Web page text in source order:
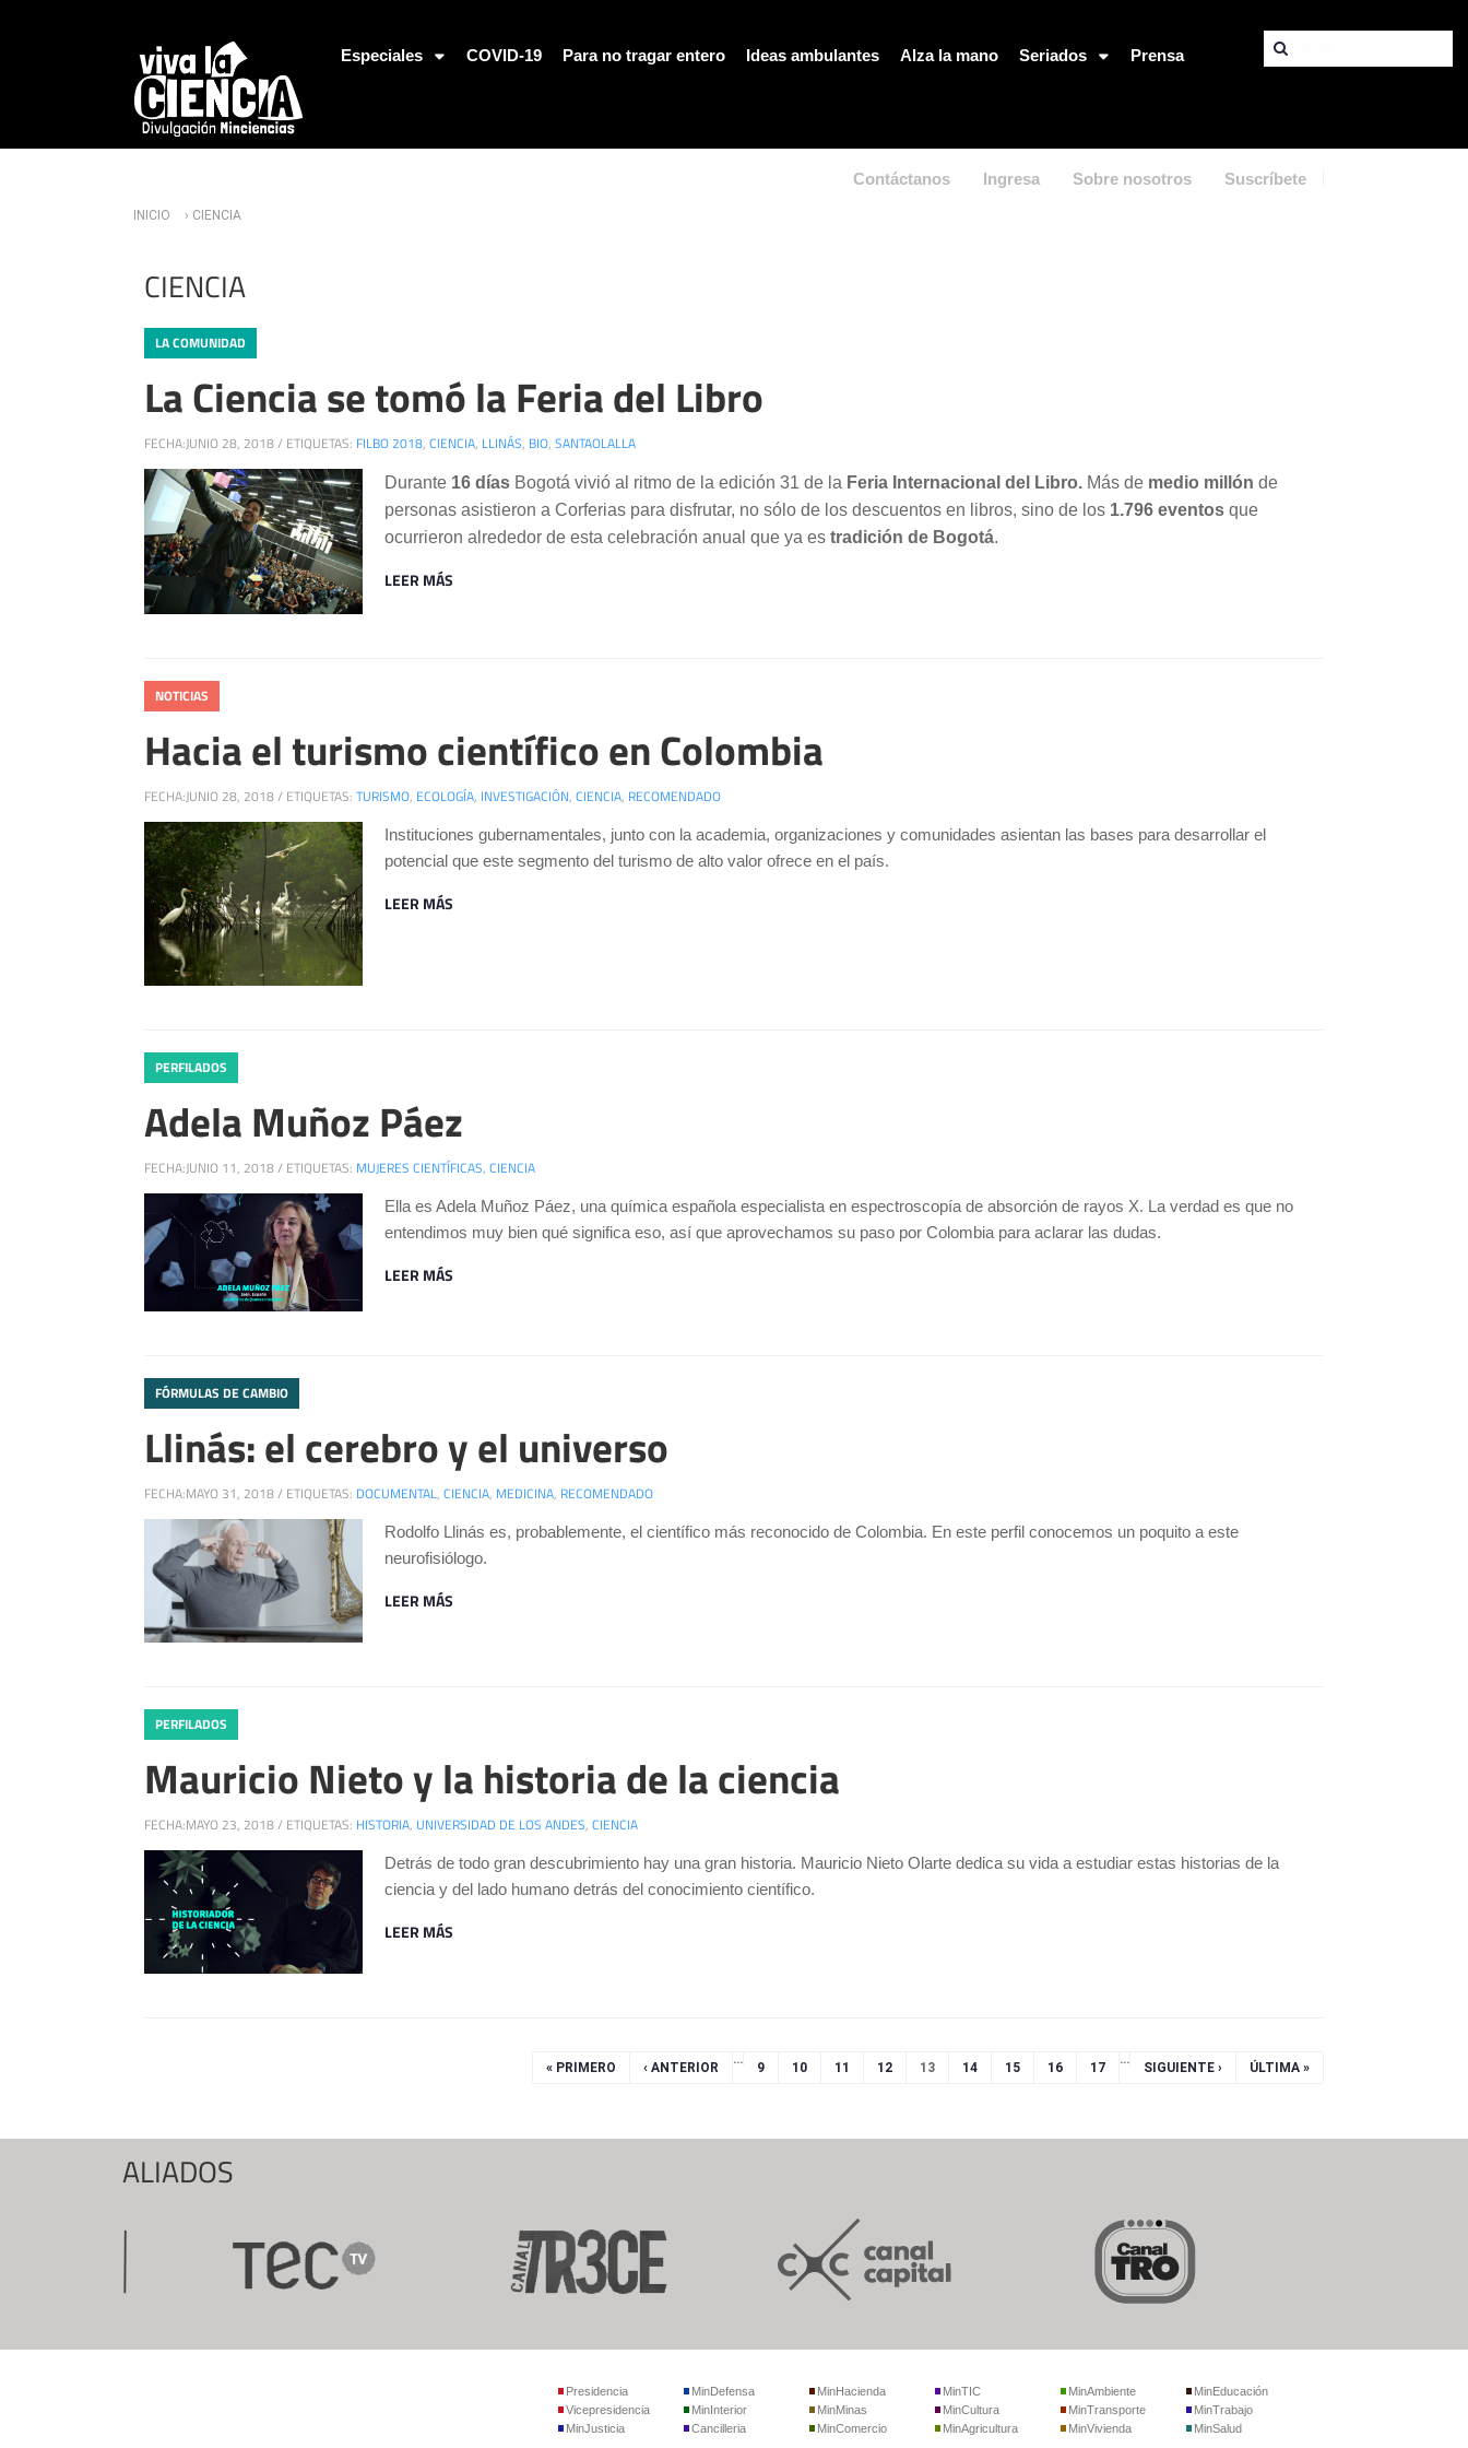
Especiales COVID-19 Para no tragar entero Ideas ambulantes Alza la mano Seriados Prensa
Contáctanos Ingresa Sobre nosotros Suscríbete
Usted está aquí
INICIO › CIENCIA
CIENCIA
LA COMUNIDAD
La Ciencia se tomó la Feria del Libro
FECHA:JUNIO 28, 2018/ ETIQUETAS: FILBO 2018, CIENCIA, LLINÁS, BIO, SANTAOLALLA
Durante 16 días Bogotá vivió al ritmo de la edición 31 de la Feria Internacional del Libro. Más de medio millón de
personas asistieron a Corferias para disfrutar, no sólo de los descuentos en libros, sino de los 1.796 eventos que
ocurrieron alrededor de esta celebración anual que ya es tradición de Bogotá.
LEER MÁS
NOTICIAS
Hacia el turismo científico en Colombia
FECHA:JUNIO 28, 2018/ ETIQUETAS: TURISMO, ECOLOGÍA, INVESTIGACIÓN, CIENCIA, RECOMENDADO
Instituciones gubernamentales, junto con la academia, organizaciones y comunidades asientan las bases para desarrollar el
potencial que este segmento del turismo de alto valor ofrece en el país.
LEER MÁS
PERFILADOS
Adela Muñoz Páez
FECHA:JUNIO 11, 2018/ ETIQUETAS: MUJERES CIENTÍFICAS, CIENCIA
Ella es Adela Muñoz Páez, una química española especialista en espectroscopía de absorción de rayos X. La verdad es que no
entendimos muy bien qué significa eso, así que aprovechamos su paso por Colombia para aclarar las dudas.
LEER MÁS
FÓRMULAS DE CAMBIO
Llinás: el cerebro y el universo
FECHA:MAYO 31, 2018/ ETIQUETAS: DOCUMENTAL, CIENCIA, MEDICINA, RECOMENDADO
Rodolfo Llinás es, probablemente, el científico más reconocido de Colombia. En este perfil conocemos un poquito a este
neurofisiólogo.
LEER MÁS
PERFILADOS
Mauricio Nieto y la historia de la ciencia
FECHA:MAYO 23, 2018/ ETIQUETAS: HISTORIA, UNIVERSIDAD DE LOS ANDES, CIENCIA
Detrás de todo gran descubrimiento hay una gran historia. Mauricio Nieto Olarte dedica su vida a estudiar estas historias de la
ciencia y del lado humano detrás del conocimiento científico.
LEER MÁS
« PRIMERO ‹ ANTERIOR
…
9 10 11 12 13 14 15 16 17
…
SIGUIENTE › ÚLTIMA »
ALIADOS
Presidencia
Vicepresidencia
MinJusticia
MinDefensa
MinInterior
Cancilleria
MinHacienda
MinMinas
MinComercio
MinTIC
MinCultura
MinAgricultura
MinAmbiente
MinTransporte
MinVivienda
MinEducación
MinTrabajo
MinSalud